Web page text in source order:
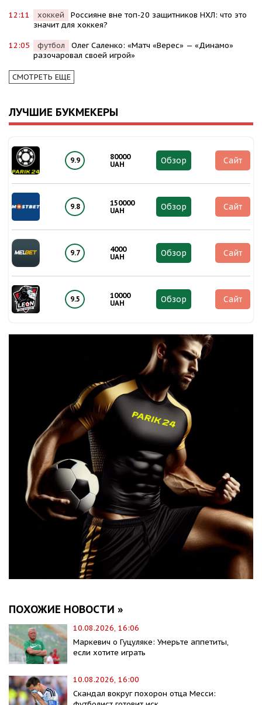
12:11 хоккей
Россияне вне топ-20 защитников НХЛ: что это
значит для хоккея?
12:05 футбол
Олег Саленко: «Матч «Верес» — «Динамо»
разочаровал своей игрой»
СМОТРЕТЬ ЕЩЕ
ЛУЧШИЕ БУКМЕКЕРЫ
9.9
80000
UAH
Обзор Сайт
9.8
150000
UAH
Обзор Сайт
9.7
4000
UAH
Обзор Сайт
9.5
10000
UAH
Обзор Сайт
ПОХОЖИЕ НОВОСТИ »
10.08.2026, 16:06
Маркевич о Гуцуляке: Умерьте аппетиты,
если хотите играть
10.08.2026, 16:00
Скандал вокруг похорон отца Месси: